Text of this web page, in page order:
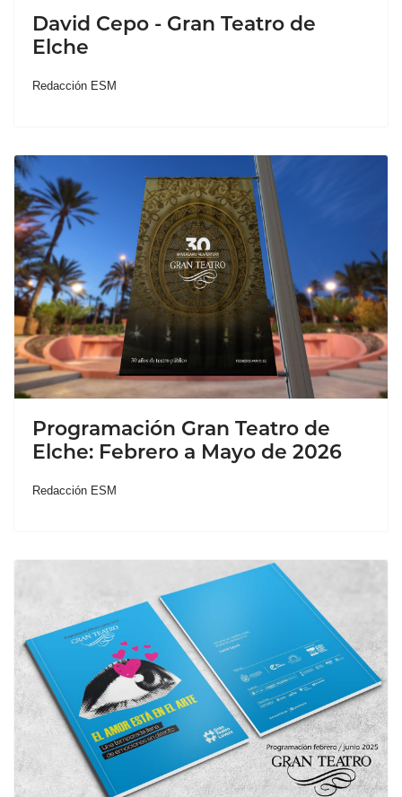
David Cepo - Gran Teatro de
Elche
Redacción ESM
Programación Gran Teatro de
Elche: Febrero a Mayo de 2026
Redacción ESM